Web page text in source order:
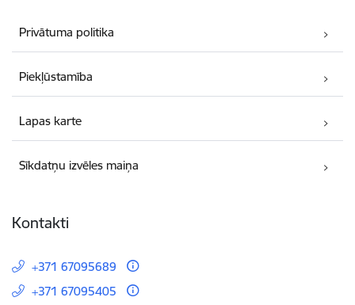
Privātuma politika
Piekļūstamība
Lapas karte
Sīkdatņu izvēles maiņa
Kontakti
+371 67095689
+371 67095405